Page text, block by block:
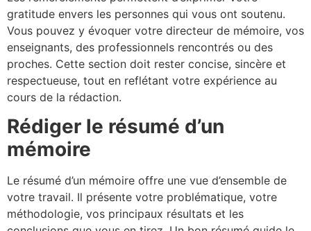
gratitude envers les personnes qui vous ont soutenu.
Vous pouvez y évoquer votre directeur de mémoire, vos
enseignants, des professionnels rencontrés ou des
proches. Cette section doit rester concise, sincère et
respectueuse, tout en reflétant votre expérience au
cours de la rédaction.
Rédiger le résumé d’un
mémoire
Le résumé d’un mémoire offre une vue d’ensemble de
votre travail. Il présente votre problématique, votre
méthodologie, vos principaux résultats et les